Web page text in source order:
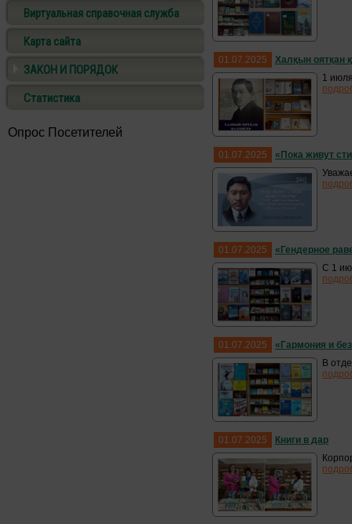
Виртуальная справочная служба
Карта сайта
ЗАКОН И ПОРЯДОК
Статистика
Опрос Посетителей
01.07.2025
Халқын оятқан
1
01.07.2025
«Пока живут
01.07.2025
«Гендерное
С 1
01.07.2025
«Гармония и
В
01.07.2025
Книги в дар